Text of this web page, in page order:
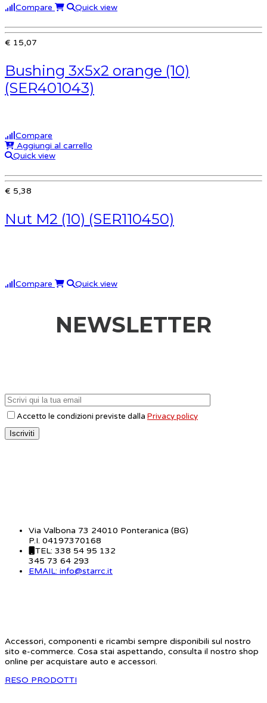
Compare Quick view
€ 15,07
Bushing 3x5x2 orange (10)
(SER401043)
Compare
Aggiungi al carrello
Quick view
€ 5,38
Nut M2 (10) (SER110450)
Compare Quick view
NEWSLETTER
Accetto le condizioni previste dalla Privacy policy
Via Valbona 73 24010 Ponteranica (BG)
P.I. 04197370168
TEL: 338 54 95 132
345 73 64 293
EMAIL: info@starrc.it
Accessori, componenti e ricambi sempre disponibili sul nostro
sito e-commerce. Cosa stai aspettando, consulta il nostro shop
online per acquistare auto e accessori.
RESO PRODOTTI